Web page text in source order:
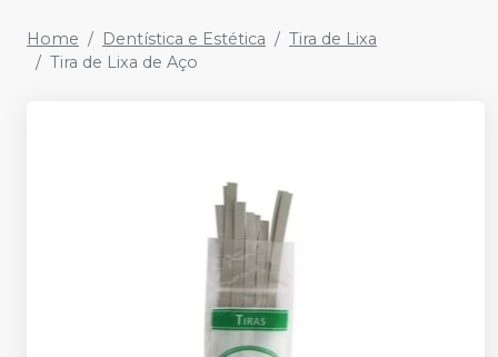
Home Dentística e Estética
Tira de Lixa
Tira de Lixa de Aço